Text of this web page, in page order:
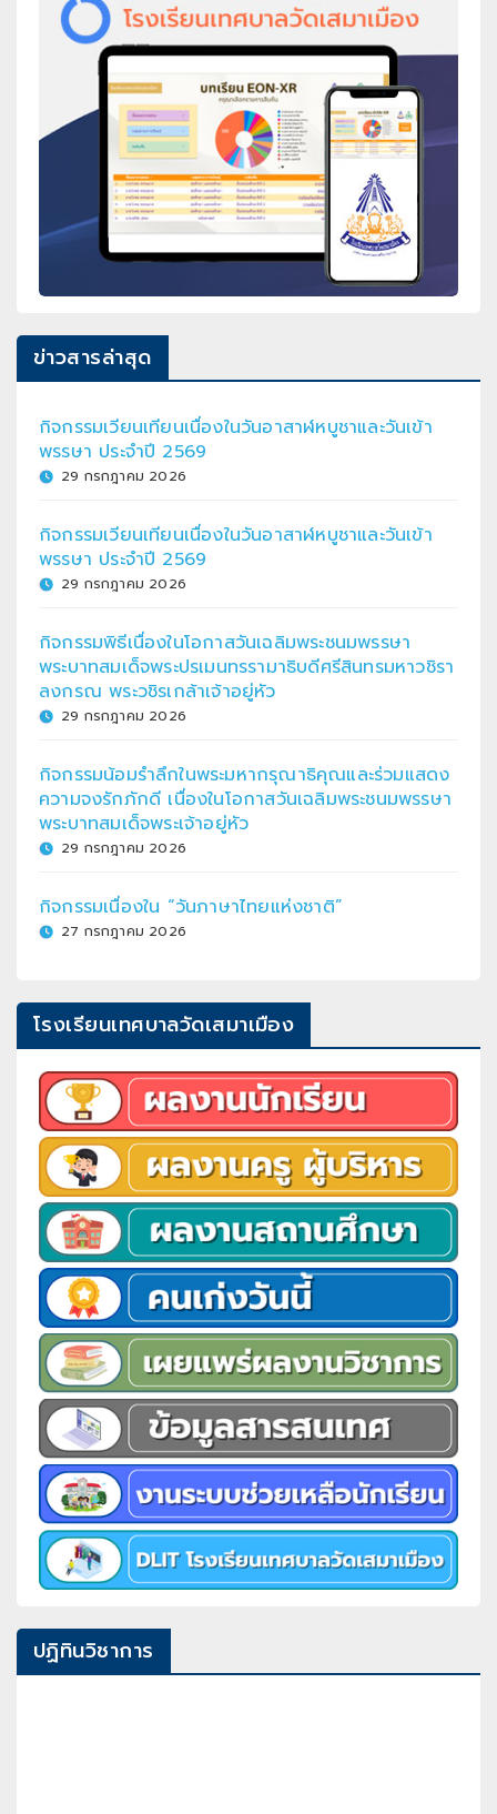
ข่าวสารล่าสุด
กิจกรรมเวียนเทียนเนื่องในวันอาสาฬหบูชาและวันเข้า
พรรษา ประจำปี 2569
29 กรกฎาคม 2026
กิจกรรมเวียนเทียนเนื่องในวันอาสาฬหบูชาและวันเข้า
พรรษา ประจำปี 2569
29 กรกฎาคม 2026
กิจกรรมพิธีเนื่องในโอกาสวันเฉลิมพระชนมพรรษา
พระบาทสมเด็จพระปรเมนทรรามาธิบดีศรีสินทรมหาวชิรา
ลงกรณ พระวชิรเกล้าเจ้าอยู่หัว
29 กรกฎาคม 2026
กิจกรรมน้อมรำลึกในพระมหากรุณาธิคุณและร่วมแสดง
ความจงรักภักดี เนื่องในโอกาสวันเฉลิมพระชนมพรรษา
พระบาทสมเด็จพระเจ้าอยู่หัว
29 กรกฎาคม 2026
กิจกรรมเนื่องใน “วันภาษาไทยแห่งชาติ”
27 กรกฎาคม 2026
โรงเรียนเทศบาลวัดเสมาเมือง
ปฏิทินวิชาการ